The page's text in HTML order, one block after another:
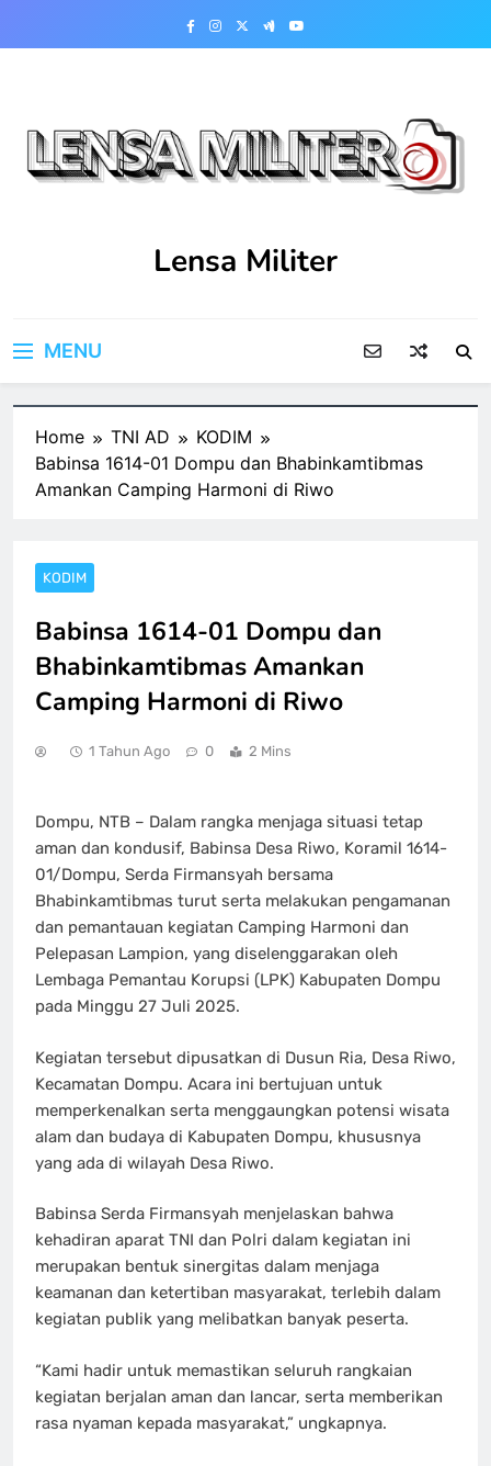
Lensa Militer
MENU
Home TNI AD
KODIM
Babinsa 1614-01 Dompu dan Bhabinkamtibmas
Amankan Camping Harmoni di Riwo
KODIM
Babinsa 1614-01 Dompu dan
Bhabinkamtibmas Amankan
Camping Harmoni di Riwo
1 Tahun Ago 0 2 Mins
Dompu, NTB – Dalam rangka menjaga situasi tetap
aman dan kondusif, Babinsa Desa Riwo, Koramil 1614-
01/Dompu, Serda Firmansyah bersama
Bhabinkamtibmas turut serta melakukan pengamanan
dan pemantauan kegiatan Camping Harmoni dan
Pelepasan Lampion, yang diselenggarakan oleh
Lembaga Pemantau Korupsi (LPK) Kabupaten Dompu
pada Minggu 27 Juli 2025.
Kegiatan tersebut dipusatkan di Dusun Ria, Desa Riwo,
Kecamatan Dompu. Acara ini bertujuan untuk
memperkenalkan serta menggaungkan potensi wisata
alam dan budaya di Kabupaten Dompu, khususnya
yang ada di wilayah Desa Riwo.
Babinsa Serda Firmansyah menjelaskan bahwa
kehadiran aparat TNI dan Polri dalam kegiatan ini
merupakan bentuk sinergitas dalam menjaga
keamanan dan ketertiban masyarakat, terlebih dalam
kegiatan publik yang melibatkan banyak peserta.
“Kami hadir untuk memastikan seluruh rangkaian
kegiatan berjalan aman dan lancar, serta memberikan
rasa nyaman kepada masyarakat,” ungkapnya.